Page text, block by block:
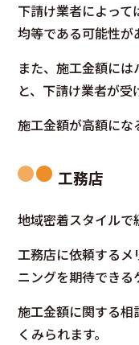
下請け業者によっ
均等である可能性が
また、施工金額に
と、下請け業者が受
施工金額が高額にな
工務店
地域密着スタイルで
工務店に依頼する
ニングを期待できる
施工金額に関する
くみられます。